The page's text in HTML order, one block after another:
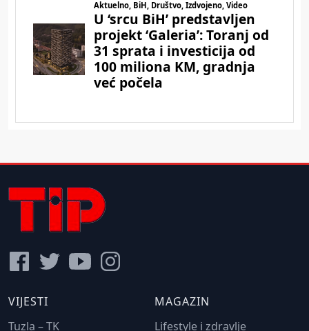
VIJESTI
Tuzla – TK
MAGAZIN
Lifestyle i zdravlje